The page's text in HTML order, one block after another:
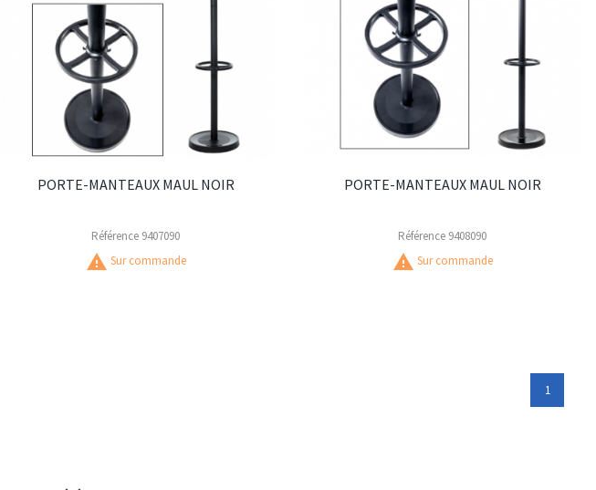
PORTE-MANTEAUX MAUL NOIR
Référence 9407090
warning Sur commande
PORTE-MANTEAUX MAUL NOIR
Référence 9408090
warning Sur commande
1